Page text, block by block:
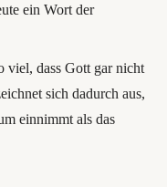
ein Wort der
viel, dass Gott gar nicht
sich dadurch aus,
einnimmt als das